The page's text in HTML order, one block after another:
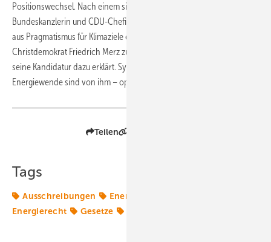
Positionswechsel. Nach einem sich abzeichnenden Abtritt von
Bundeskanzlerin und CDU-Chefin Angela Merkel, die phasenweise
aus Pragmatismus für Klimaziele eintrat, könnte der marktradikale
Christdemokrat Friedrich Merz zumindest CDU-Chef werden. Er hat
seine Kandidatur dazu erklärt. Sympathien für eine radikale
Energiewende sind von ihm – optimistisch formuliert – nicht bekannt.
Teilen
Tags
Ausschreibungen Energiemarkt
Energierecht
Gesetze